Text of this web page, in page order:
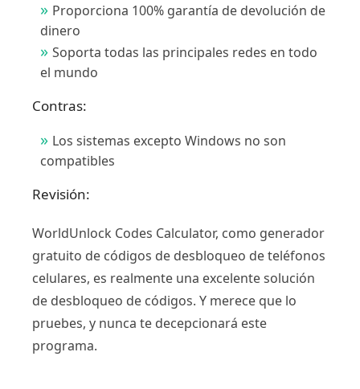
Proporciona 100% garantía de devolución de
dinero
Soporta todas las principales redes en todo
el mundo
Contras:
Los sistemas excepto Windows no son
compatibles
Revisión:
WorldUnlock Codes Calculator, como generador
gratuito de códigos de desbloqueo de teléfonos
celulares, es realmente una excelente solución
de desbloqueo de códigos. Y merece que lo
pruebes, y nunca te decepcionará este
programa.